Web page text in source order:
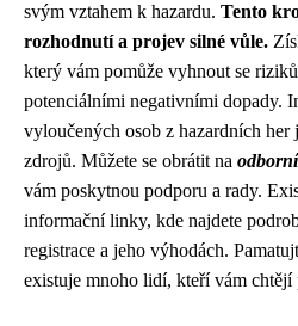
svým vztahem k hazardu. Tento
rozhodnutí a projev silné vůle.
který vám pomůže vyhnout se
potenciálními negativními dopady.
vyloučených osob z hazardních her
zdrojů. Můžete se obrátit na
vám poskytnou podporu a rady.
informační linky, kde najdete
registrace a jeho výhodách.
existuje mnoho lidí, kteří vám chtějí